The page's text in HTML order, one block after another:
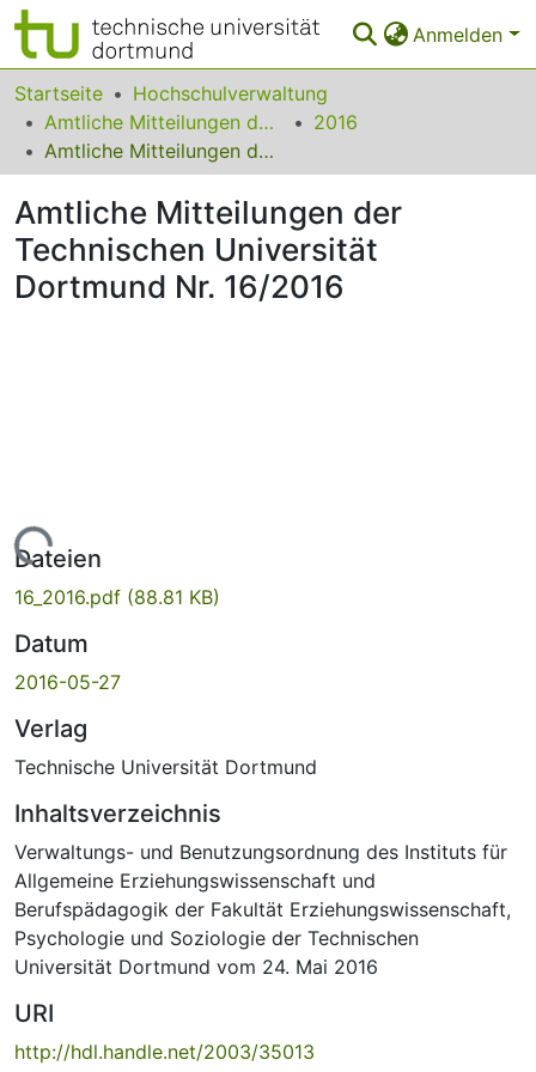
Anmelden
Bereiche & Sammlungen
Das gesamte Repositorium
FAQ
Leitlinien
Startseite
Hochschulverwaltung
Amtliche Mitteilungen der Technischen Universität Dortmund
2016
Amtliche Mitteilungen der Technischen Universität Dortmund Nr. 16/2016
Amtliche Mitteilungen der
Technischen Universität
Dortmund Nr. 16/2016
Lade...
Dateien
16_2016.pdf (88.81 KB)
Datum
2016-05-27
Verlag
Technische Universität Dortmund
Inhaltsverzeichnis
Verwaltungs- und Benutzungsordnung des Instituts für
Allgemeine Erziehungswissenschaft und
Berufspädagogik der Fakultät Erziehungswissenschaft,
Psychologie und Soziologie der Technischen
Universität Dortmund vom 24. Mai 2016
URI
http://hdl.handle.net/2003/35013